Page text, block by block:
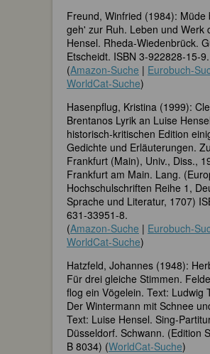
Freund, Winfried (1984): Müde
geh' zur Ruh. Leben und Werk
Hensel. Rheda-Wiedenbrück.
Etscheidt. ISBN 3-922828-15-9.
(Amazon-Suche | Eurobuch-
WorldCat-Suche)
Hasenpflug, Kristina (1999):
Brentanos Lyrik an Luise
historisch-kritischen Edition
Gedichte und Erläuterungen.
Frankfurt (Main), Univ., Diss.,
Frankfurt am Main. Lang.
Hochschulschriften Reihe 1,
Sprache und Literatur, 1707)
631-33951-8.
(Amazon-Suche | Eurobuch-
WorldCat-Suche)
Hatzfeld, Johannes (1948):
Für drei gleiche Stimmen.
flog ein Vögelein. Text: Ludwig
Der Wintermann mit Schnee
Text: Luise Hensel. Sing-
Düsseldorf. Schwann. (Edition
B 8034) (WorldCat-Suche)